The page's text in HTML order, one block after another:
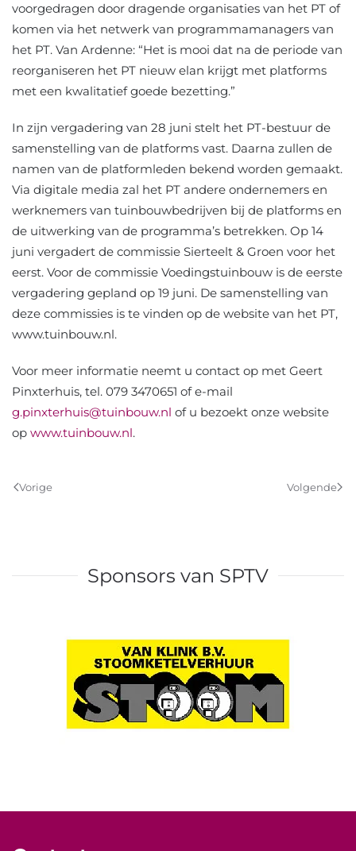
voorgedragen door dragende organisaties van het PT of
komen via het netwerk van programmamanagers van
het PT. Van Ardenne: “Het is mooi dat na de periode van
reorganiseren het PT nieuw elan krijgt met platforms
met een kwalitatief goede bezetting.”
In zijn vergadering van 28 juni stelt het PT-bestuur de
samenstelling van de platforms vast. Daarna zullen de
namen van de platformleden bekend worden gemaakt.
Via digitale media zal het PT andere ondernemers en
werknemers van tuinbouwbedrijven bij de platforms en
de uitwerking van de programma’s betrekken. Op 14
juni vergadert de commissie Sierteelt & Groen voor het
eerst. Voor de commissie Voedingstuinbouw is de eerste
vergadering gepland op 19 juni. De samenstelling van
deze commissies is te vinden op de website van het PT,
www.tuinbouw.nl.
Voor meer informatie neemt u contact op met Geert
Pinxterhuis, tel. 079 3470651 of e-mail
g.pinxterhuis@tuinbouw.nl of u bezoekt onze website
op www.tuinbouw.nl.
Vorige Volgende
Sponsors van SPTV